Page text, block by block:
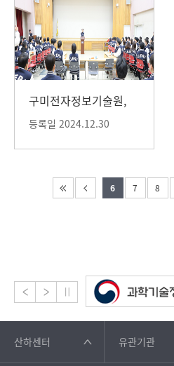
구미전자정보기술원,
등록일 2024.12.30
6 7 8
산하센터 유관기관